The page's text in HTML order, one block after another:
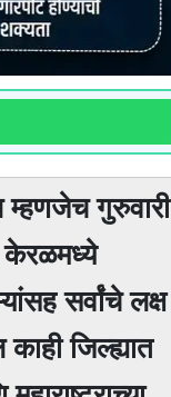
म्हणजेच गुरुवारी
सर्वांचे लक्ष
जिल्ह्यात